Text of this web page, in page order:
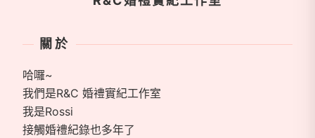
關於
哈囉~
我們是R&C 婚禮實紀工作室
我是Rossi
接觸婚禮紀錄也多年了